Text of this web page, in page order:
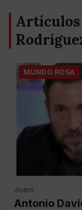
Artículos
MUNDO ROSA
Joem
Antonio